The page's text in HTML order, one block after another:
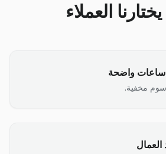
العملاء
ساعات واضحة
مخفية.
العمال